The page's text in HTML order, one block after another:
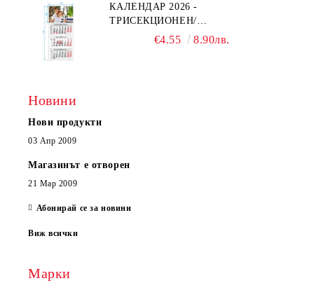
КАЛЕНДАР 2026 -
ТРИСЕКЦИОНЕН/
ЕДНОСЕКЦИОНЕН
€4.55 8.90лв.
Новини
Нови продукти
03 Апр 2009
Магазинът е отворен
21 Мар 2009
Абонирай се за новини
Виж всички
Марки